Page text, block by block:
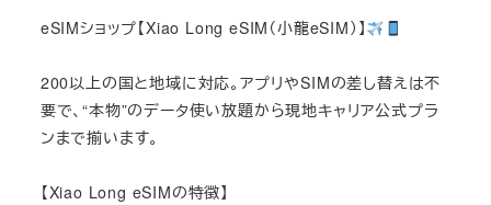
eSIMショップ【Xiao Long eSIM（小龍eSIM）】
200以上の国と地域に対応。アプリやSIMの差し替えは不
要で、“本物”のデータ使い放題から現地キャリア公式プラ
ンまで揃います。
【Xiao Long eSIMの特徴】